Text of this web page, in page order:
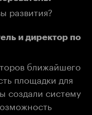
развития?
и директор по
ближайшего
площадки для
создали систему